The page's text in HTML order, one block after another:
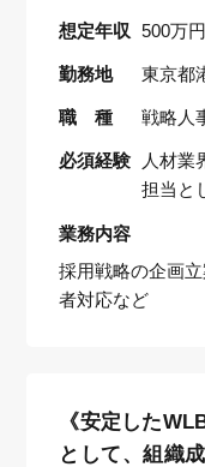
想定年収 500万
勤務地 東京都
職 種 戦略人
必須経験
人材業
担当と
業務内容
採用戦略の企画
者対応など
《安定した
として、組織